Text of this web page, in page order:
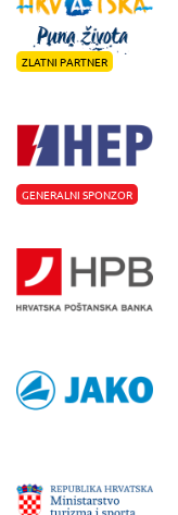
ZLATNI PARTNER
GENERALNI SPONZOR